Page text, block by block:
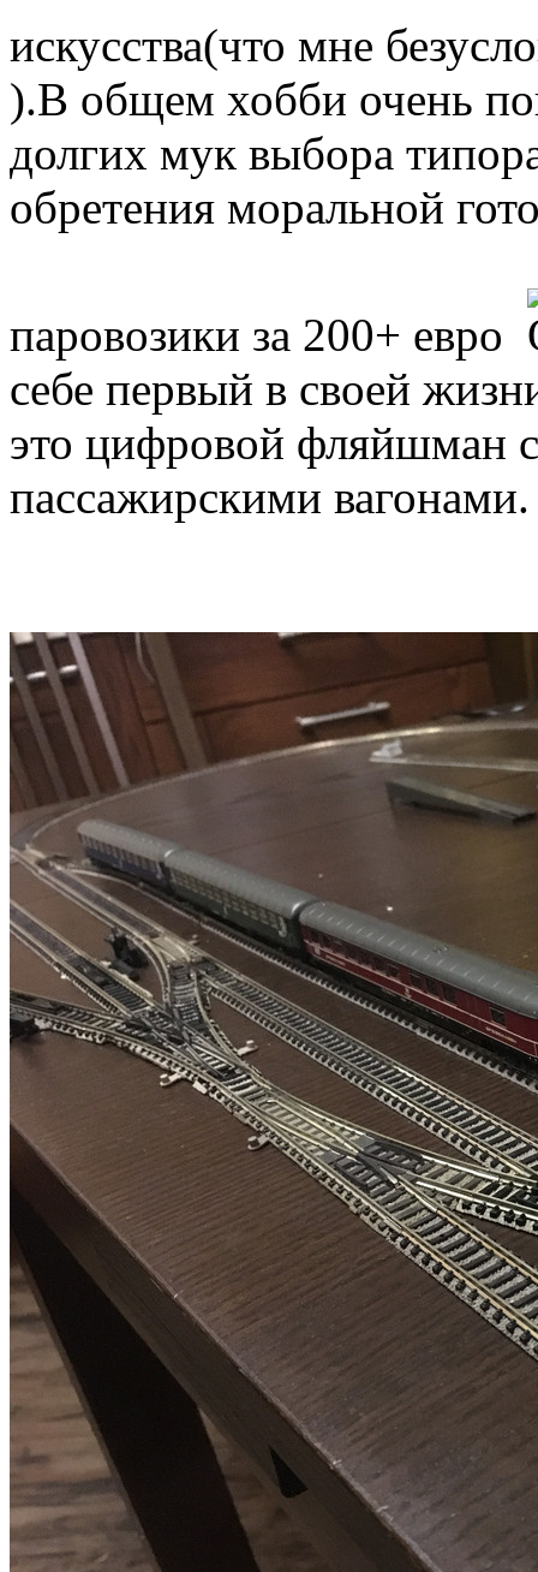
искусства(что мне
).В общем хобби очень
долгих мук выбора
обретения моральной
паровозики за 200+ евро
себе первый в своей
это цифровой фляйшман
пассажирскими вагонами.